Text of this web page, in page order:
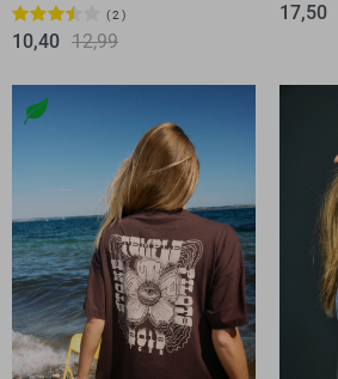
2
10,40 12,99
17,50